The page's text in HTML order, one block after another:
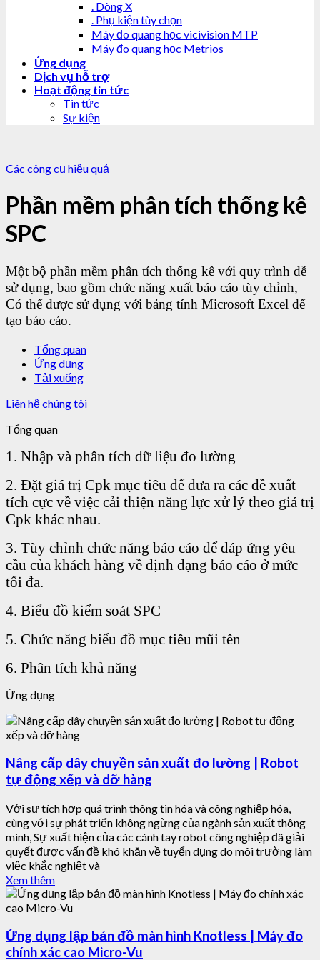
. Dòng X
. Phụ kiện tùy chọn
Máy đo quang học vicivision MTP
Máy đo quang học Metrios
Ứng dụng
Dịch vụ hỗ trợ
Hoạt động tin tức
Tin tức
Sự kiện
Các công cụ hiệu quả
Phần mềm phân tích thống kê
SPC
Một bộ phần mềm phân tích thống kê với quy trình dễ
sử dụng, bao gồm chức năng xuất báo cáo tùy chỉnh,
Có thể được sử dụng với bảng tính Microsoft Excel để
tạo báo cáo.
Tổng quan
Ứng dụng
Tải xuống
Liên hệ chúng tôi
Tổng quan
1. Nhập và phân tích dữ liệu đo lường
2. Đặt giá trị Cpk mục tiêu để đưa ra các đề xuất
tích cực về việc cải thiện năng lực xử lý theo giá trị
Cpk khác nhau.
3. Tùy chỉnh chức năng báo cáo để đáp ứng yêu
cầu của khách hàng về định dạng báo cáo ở mức
tối đa.
4. Biểu đồ kiểm soát SPC
5. Chức năng biểu đồ mục tiêu mũi tên
6. Phân tích khả năng
Ứng dụng
Nâng cấp dây chuyền sản xuất đo lường | Robot
tự động xếp và dỡ hàng
Với sự tích hợp quá trình thông tin hóa và công nghiệp hóa,
cùng với sự phát triển không ngừng của ngành sản xuất thông
minh, Sự xuất hiện của các cánh tay robot công nghiệp đã giải
quyết được vấn đề khó khăn về tuyển dụng do môi trường làm
việc khắc nghiệt và
Xem thêm
Ứng dụng lập bản đồ màn hình Knotless | Máy đo
chính xác cao Micro-Vu